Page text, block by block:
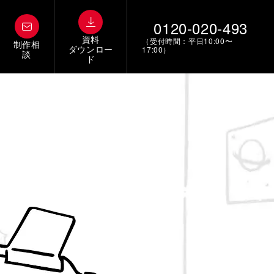
制作相
談
資料
ダウンロー
ド
0120-020-493
（受付時間：平日10:00〜
17:00）